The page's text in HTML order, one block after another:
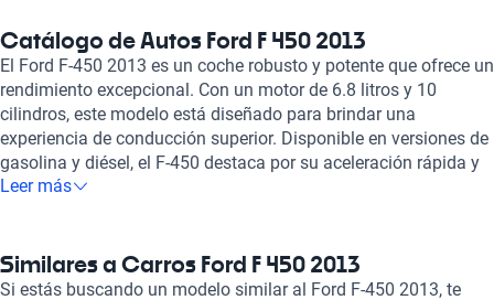
Catálogo de Autos Ford F 450 2013
El Ford F-450 2013 es un coche robusto y potente que ofrece un
rendimiento excepcional. Con un motor de 6.8 litros y 10
cilindros, este modelo está diseñado para brindar una
experiencia de conducción superior. Disponible en versiones de
gasolina y diésel, el F-450 destaca por su aceleración rápida y
su potencia de 362 caballos de fuerza. Con capacidad para tres
seguridad, como bolsas de aire delanteras y frenos ABS, lo
convierten en una opción confiable para aquellos que buscan
Leer más
Similares a Carros Ford F 450 2013
Si estás buscando un modelo similar al Ford F-450 2013, te